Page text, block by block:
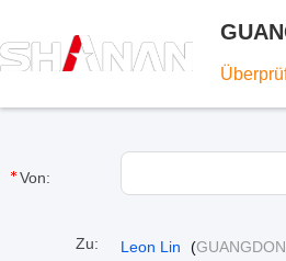
Von:
Zu: Leon Lin (